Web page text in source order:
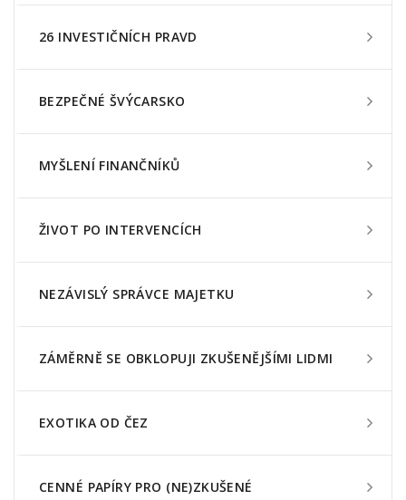
26 INVESTIČNÍCH PRAVD
BEZPEČNÉ ŠVÝCARSKO
MYŠLENÍ FINANČNÍKŮ
ŽIVOT PO INTERVENCÍCH
NEZÁVISLÝ SPRÁVCE MAJETKU
ZÁMĚRNĚ SE OBKLOPUJI ZKUŠENĚJŠÍMI LIDMI
EXOTIKA OD ČEZ
CENNÉ PAPÍRY PRO (NE)ZKUŠENÉ